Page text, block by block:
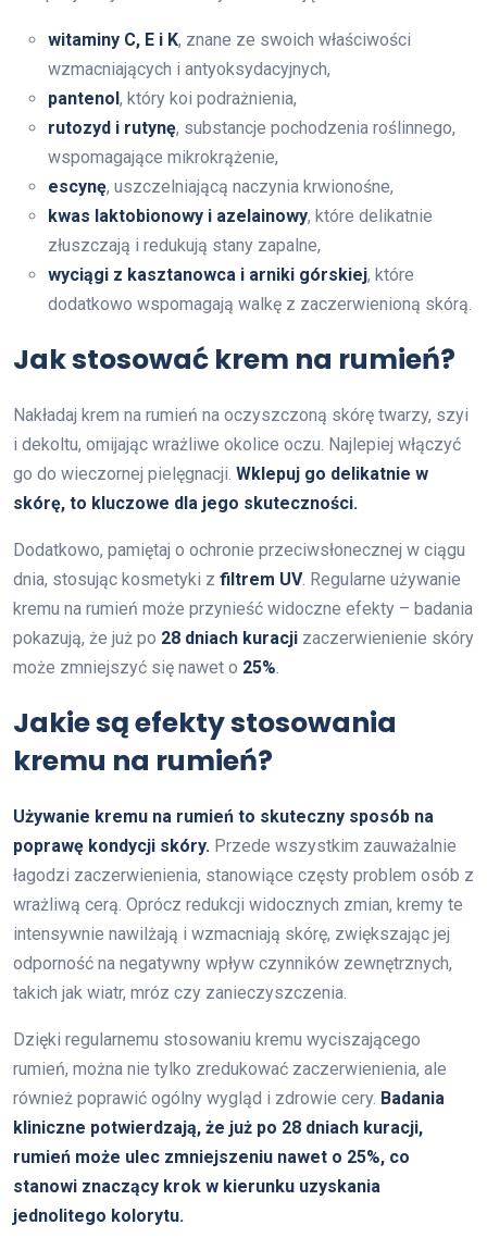
witaminy C, E i K, znane ze swoich właściwości
wzmacniających i antyoksydacyjnych,
pantenol, który koi podrażnienia,
rutozyd i rutynę, substancje pochodzenia roślinnego,
wspomagające mikrokrążenie,
escynę, uszczelniającą naczynia krwionośne,
kwas laktobionowy i azelainowy, które delikatnie
złuszczają i redukują stany zapalne,
wyciągi z kasztanowca i arniki górskiej, które
dodatkowo wspomagają walkę z zaczerwienioną skórą.
Jak stosować krem na rumień?
Nakładaj krem na rumień na oczyszczoną skórę twarzy, szyi
i dekoltu, omijając wrażliwe okolice oczu. Najlepiej włączyć
go do wieczornej pielęgnacji. Wklepuj go delikatnie w
skórę, to kluczowe dla jego skuteczności.
Dodatkowo, pamiętaj o ochronie przeciwsłonecznej w ciągu
dnia, stosując kosmetyki z filtrem UV. Regularne używanie
kremu na rumień może przynieść widoczne efekty – badania
pokazują, że już po 28 dniach kuracji zaczerwienienie skóry
może zmniejszyć się nawet o 25%.
Jakie są efekty stosowania
kremu na rumień?
Używanie kremu na rumień to skuteczny sposób na
poprawę kondycji skóry. Przede wszystkim zauważalnie
łagodzi zaczerwienienia, stanowiące częsty problem osób z
wrażliwą cerą. Oprócz redukcji widocznych zmian, kremy te
intensywnie nawilżają i wzmacniają skórę, zwiększając jej
odporność na negatywny wpływ czynników zewnętrznych,
takich jak wiatr, mróz czy zanieczyszczenia.
Dzięki regularnemu stosowaniu kremu wyciszającego
rumień, można nie tylko zredukować zaczerwienienia, ale
również poprawić ogólny wygląd i zdrowie cery. Badania
kliniczne potwierdzają, że już po 28 dniach kuracji,
rumień może ulec zmniejszeniu nawet o 25%, co
stanowi znaczący krok w kierunku uzyskania
jednolitego kolorytu.